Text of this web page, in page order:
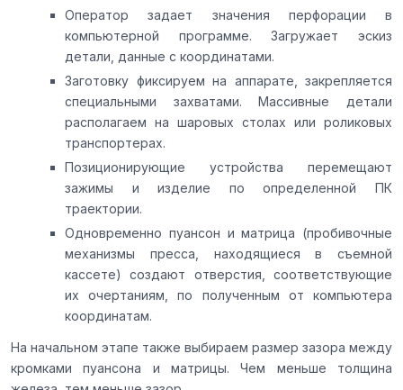
Оператор задает значения перфорации в
компьютерной программе. Загружает эскиз
детали, данные с координатами.
Заготовку фиксируем на аппарате, закрепляется
специальными захватами. Массивные детали
располагаем на шаровых столах или роликовых
транспортерах.
Позиционирующие устройства перемещают
зажимы и изделие по определенной ПК
траектории.
Одновременно пуансон и матрица (пробивочные
механизмы пресса, находящиеся в съемной
кассете) создают отверстия, соответствующие
их очертаниям, по полученным от компьютера
координатам.
На начальном этапе также выбираем размер зазора между
кромками пуансона и матрицы. Чем меньше толщина